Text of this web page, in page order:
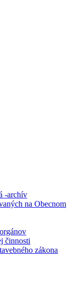
-archív
na Obecnom
činnosti
zákona